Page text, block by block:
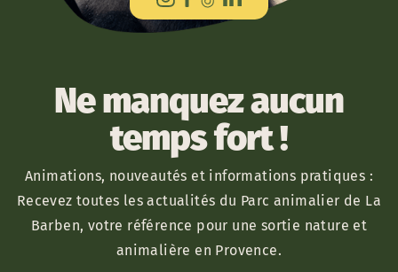
Ne manquez aucun
temps fort !
Animations, nouveautés et informations pratiques :
Recevez toutes les actualités du Parc animalier de La
Barben, votre référence pour une sortie nature et
animalière en Provence.